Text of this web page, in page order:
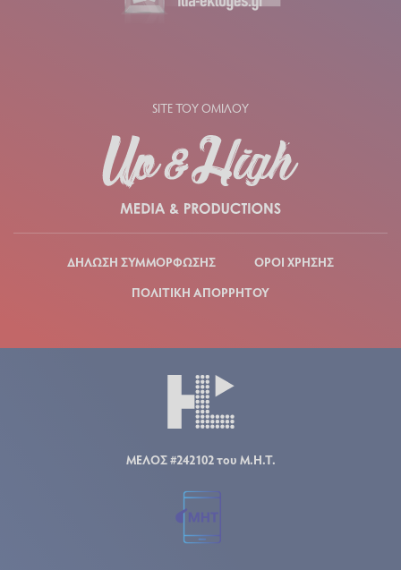
SITE ΤΟΥ ΟΜΙΛΟΥ
ΔΗΛΩΣΗ ΣΥΜΜΟΡΦΩΣΗΣ
ΟΡΟΙ ΧΡΗΣΗΣ
ΠΟΛΙΤΙΚΗ ΑΠΟΡΡΗΤΟΥ
ΜΕΛΟΣ #242102 του Μ.Η.Τ.